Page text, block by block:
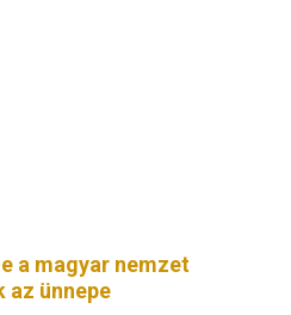
a magyar nemzet
az ünnepe